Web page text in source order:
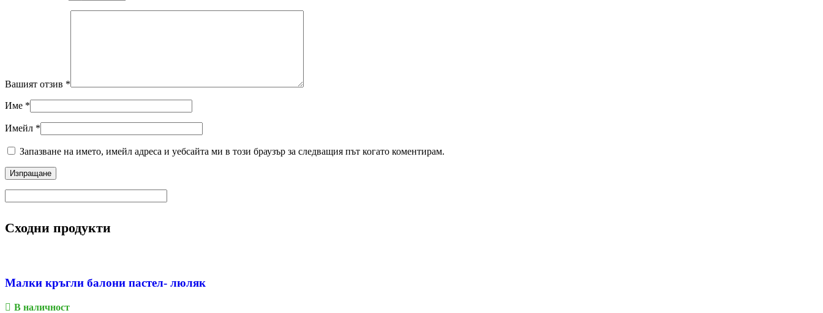
Вашият отзив *
Име *
Имейл *
Запазване на името, имейл адреса и уебсайта ми в този браузър за следващия път когато коментирам.
Сходни продукти
Малки кръгли балони пастел- люляк
В наличност